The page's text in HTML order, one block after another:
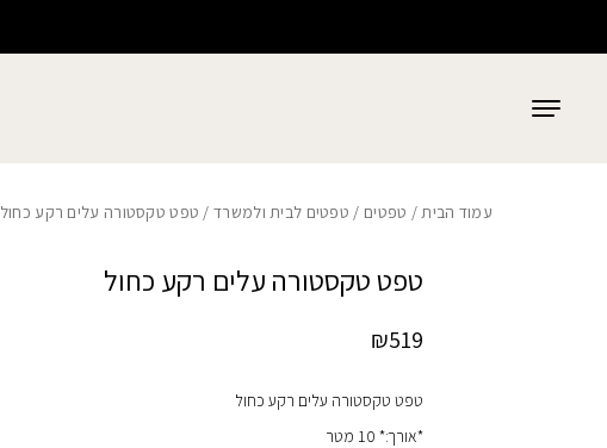
עמוד הבית/ טפטים / טפטים לבית ולמשרד/ טפט טקסטורה עלים רקע כחול
טפט טקסטורה עלים רקע כחול
₪519
טפט טקסטורה עלים רקע כחול
*אורך:* 10 מטר